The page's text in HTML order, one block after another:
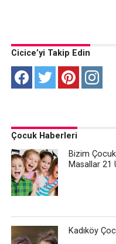
Cicice’yi Takip Edin
Çocuk Haberleri
Bizim
Masallar 21
Kadıköy